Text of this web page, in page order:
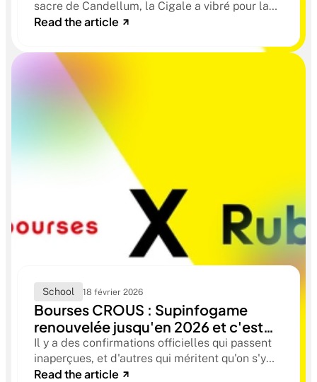
sacre de Candellum, la Cigale a vibré pour la
relève du jeu vidéo français. Retour sur une
notre industrie.
Read the article
School 18 février 2026
Bourses CROUS : Supinfogame
renouvelée jusqu'en 2026 et c'est
une vraie bonne nouvelle
Il y a des confirmations officielles qui passent
inaperçues, et d'autres qui méritent qu'on s'y
arrête. Celle que nous venons de recevoir du
Read the article